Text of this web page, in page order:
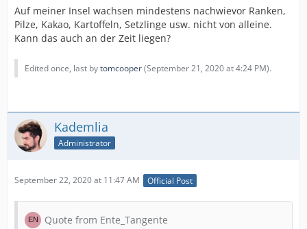
Auf meiner Insel wachsen mindestens nachwievor Ranken,
Pilze, Kakao, Kartoffeln, Setzlinge usw. nicht von alleine.
Kann das auch an der Zeit liegen?
Edited once, last bytomcooper(September 21, 2020 at 4:24 PM).
Kademlia
Administrator
September 22, 2020 at 11:47 AM Official Post
Quote from Ente_Tangente